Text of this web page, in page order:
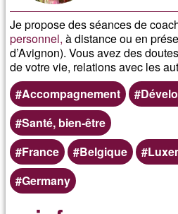
Je propose des séances de
personnel, à distance ou en
d’Avignon). Vous avez des
de votre vie, relations avec les
Accompagnement
Santé, bien-être
France
Belgique
Germany